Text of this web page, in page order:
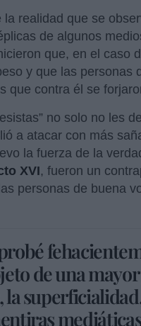
realidad que se
de algunos
que, en el caso
y que las personas
que contra él se
no solo no les
a atacar con más
la fuerza de la
XVI, fueron un
personas de buena
de una